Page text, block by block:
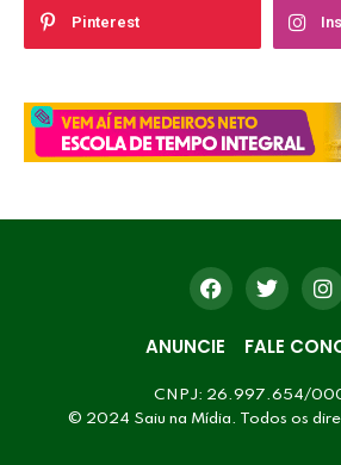
Pinterest
ANUNCIE FALE
CNPJ: 26.997.654/
© 2024 Saiu na Mídia. Todos os